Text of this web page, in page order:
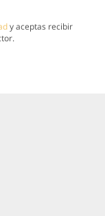
y aceptas recibir